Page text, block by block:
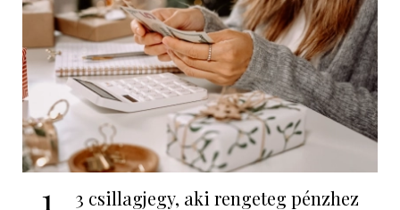
1
3 csillagjegy, aki rengeteg pénzhez